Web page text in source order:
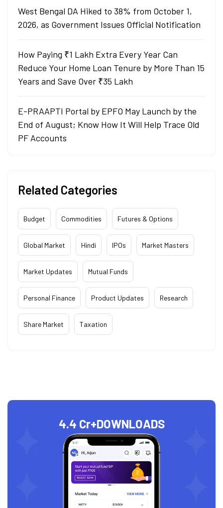
West Bengal DA Hiked to 38% from October 1,
2026, as Government Issues Official Notification
How Paying ₹1 Lakh Extra Every Year Can
Reduce Your Home Loan Tenure by More Than 15
Years and Save Over ₹35 Lakh
E-PRAAPTI Portal by EPFO May Launch by the
End of August; Know How It Will Help Trace Old
PF Accounts
Related Categories
Budget Commodities Futures & Options
Global Market Hindi IPOs Market Masters
Market Updates Mutual Funds
Personal Finance Product Updates Research
Share Market Taxation
4.4 Cr+DOWNLOADS